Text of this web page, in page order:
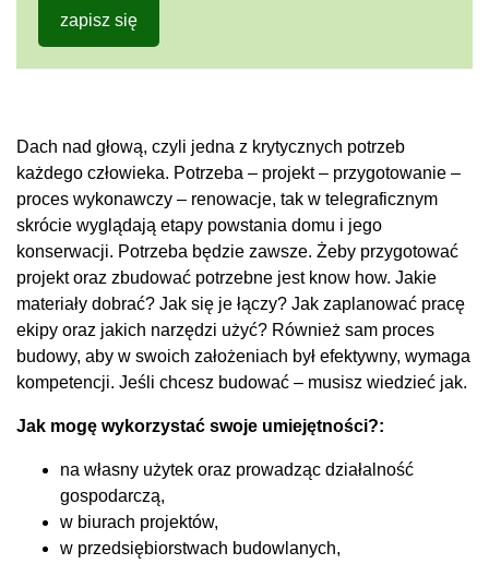
zapisz się
Dach nad głową, czyli jedna z krytycznych potrzeb
każdego człowieka. Potrzeba – projekt – przygotowanie –
proces wykonawczy – renowacje, tak w telegraficznym
skrócie wyglądają etapy powstania domu i jego
konserwacji. Potrzeba będzie zawsze. Żeby przygotować
projekt oraz zbudować potrzebne jest know how. Jakie
materiały dobrać? Jak się je łączy? Jak zaplanować pracę
ekipy oraz jakich narzędzi użyć? Również sam proces
budowy, aby w swoich założeniach był efektywny, wymaga
kompetencji. Jeśli chcesz budować – musisz wiedzieć jak.
Jak mogę wykorzystać swoje umiejętności?:
na własny użytek oraz prowadząc działalność
gospodarczą,
w biurach projektów,
w przedsiębiorstwach budowlanych,